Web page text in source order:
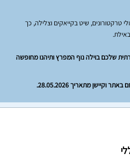
טרקטורונים, שיט בקייאקים וצלילה, כך
שלכם בוילה נוף המפרץ ותיהנו מחופשה
מתאריך 28.05.2026.